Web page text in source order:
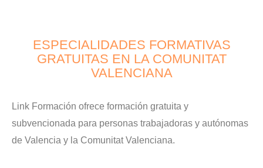
ESPECIALIDADES FORMATIVAS
GRATUITAS EN LA COMUNITAT
VALENCIANA
Link Formación ofrece formación gratuita y
subvencionada para personas trabajadoras y autónomas
de Valencia y la Comunitat Valenciana.